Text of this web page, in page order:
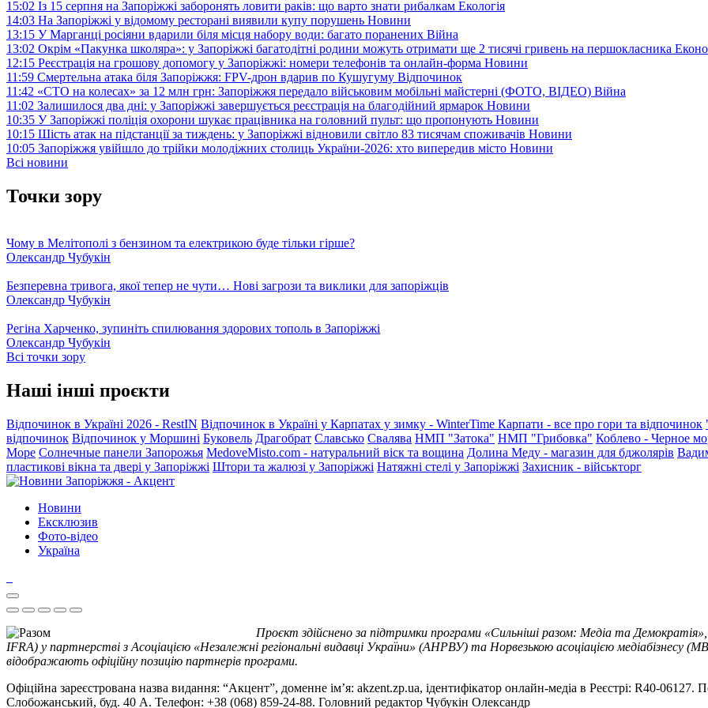
15:02 Із 15 серпня на Запоріжжі заборонять ловити раків: що варто знати рибалкам Екологія
14:03 На Запоріжжі у відомому ресторані виявили купу порушень Новини
13:15 У Марганці росіяни вдарили біля місця набору води: багато поранених Війна
13:02 Окрім «Пакунка школяра»: у Запоріжжі багатодітні родини можуть отримати ще 2 тисячі гривень на першокласника
12:15 Реєстрація на грошову допомогу у Запоріжжі: номери телефонів та онлайн-форма Новини
11:59 Смертельна атака біля Запоріжжя: FPV-дрон вдарив по Кушугуму Відпочинок
11:42 «СТО на колесах» за 12 млн грн: Запоріжжя передало військовим мобільні майстерні (ФОТО, ВІДЕО) Війна
11:02 Залишилося два дні: у Запоріжжі завершується реєстрація на благодійний ярмарок Новини
10:35 У Запоріжжі поліція охорони шукає працівника на головний пульт: що пропонують Новини
10:15 Шість атак на підстанції за тиждень: у Запоріжжі відновили світло 83 тисячам споживачів Новини
10:05 Запоріжжя увійшло до трійки молодіжних столиць України-2026: хто випередив місто Новини
Всі новини
Точки зору
Чому в Мелітополі з бензином та електрикою буде тільки гірше?
Олександр Чубукін
Безперевна тривога, якої тепер не чути… Нові загрози та виклики для запоріжців
Олександр Чубукін
Регіна Харченко, зупиніть спилювання здорових тополь в Запоріжжі
Олександр Чубукін
Всі точки зору
Наші інші проєкти
Відпочинок в Україні 2026 - RestIN Відпочинок в Україні у Карпатах у зимку - WinterTime Карпати - все про гори та відпочинок
відпочинок Відпочинок у Моршині Буковель Драгобрат Славсько Свалява НМП "Затока" НМП "Грибовка" Коблево - Черное
Море Солнечные панели Запорожья MedoveMisto.com - натуральний віск та вощина Долина Меду - магазин для бджолярів
пластикові вікна та двері у Запоріжжі Штори та жалюзі у Запоріжжі Натяжні стелі у Запоріжжі Захисник - військторг
Новини
Ексклюзив
Фото-відео
Україна
Проєкт здійснено за підтримки програми «Сильніші разом: Медіа та
IFRA) у партнерстві з Асоціацією «Незалежні регіональні видавці України» (АНРВУ) та Норвезькою асоціацією медіабізнесу
відображають офіційну позицію партнерів програми.
Офіційна зареєстрована назва видання: “Акцент”, доменне ім’я: akzent.zp.ua, ідентифікатор онлайн-медіа в Реєстрі: R40-
Слобожанський, буд. 40 А. Телефон: +38 (068) 859-24-88. Головний редактор Чубукін Олександр